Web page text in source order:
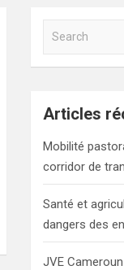
a
c
Articles
Mobilité
corridor de
Santé et
dangers des
JVE